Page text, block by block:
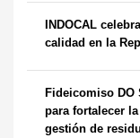
INDOCAL
calidad en la
Fideicomiso DO
para fortalecer
gestión de